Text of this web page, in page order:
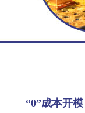
“0”成本开